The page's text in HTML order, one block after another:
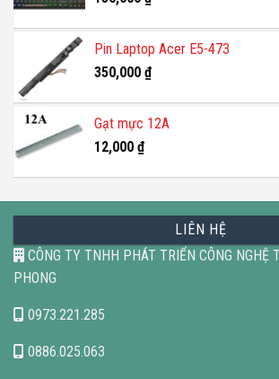
Pin Laptop Acer E5-473
350,000 ₫
Gạt mực 12A
12,000 ₫
LIÊN HỆ
CÔNG TY TNHH PHÁT TRIỂN CÔNG NGHỆ
PHONG
0973.221.285
0886.025.063